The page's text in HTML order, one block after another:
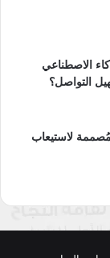
الاصطناعي
التواصل؟
مُصممة لاستيعاب